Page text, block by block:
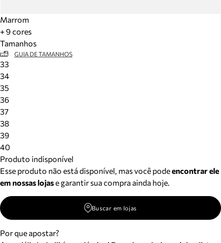
Marrom
+ 9 cores
Tamanhos
GUIA DE TAMANHOS
33
34
35
36
37
38
39
40
Produto indisponível
Esse produto não está disponível, mas você podeencontrar ele
em nossas lojase garantir sua compra ainda hoje.
Buscar em lojas
Por que apostar?